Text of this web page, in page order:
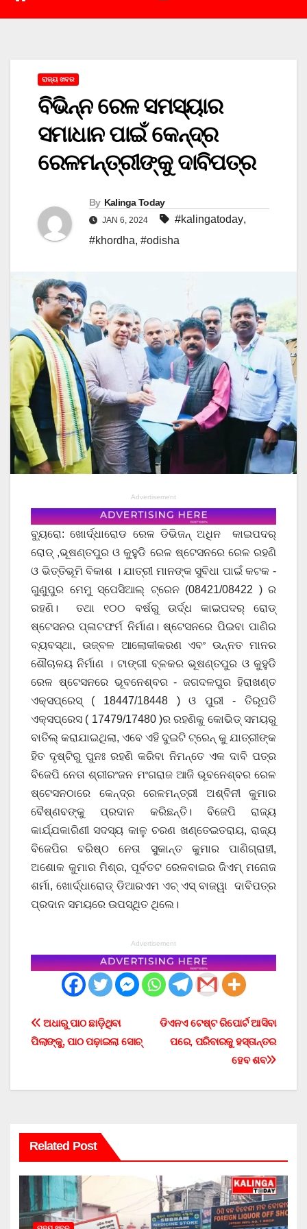
ରାଜ୍ୟ ଖବର
ବିଭିନ୍ନ ରେଳ ସମସ୍ୟାର
ସମାଧାନ ପାଇଁ କେନ୍ଦ୍ର
ରେଳମନ୍ତ୍ରୀଙ୍କୁ ଦାବିପତ୍ର
By Kalinga Today
JAN 6, 2024 #kalingatoday,
#khordha, #odisha
Advertisement
ବ୍ୟୁରୋ: ଖୋର୍ଦ୍ଧାରୋଡ ରେଳ ଡିଭିଜନ୍ ଅଧିନ କାଇପଦର୍
ରୋଡ୍ ,ଭୂଷଣ୍ତପୁର ଓ କୁହୁଡି ରେଳ ଷ୍ଟେସନରେ ରେଳ ରହଣି
ଓ ଭିତ୍ତିଭୂମି ବିକାଶ । ଯାତ୍ରୀ ମାନଙ୍କ ସୁବିଧା ପାଇଁ କଟକ ‐
ଗୁଣୁପୁର ମେମୁ ସ୍ପେସିଆଲ୍ ଟ୍ରେନ (08421/08422 ) ର
ରହଣି। ତଥା ୧୦୦ ବର୍ଷରୁ ଉର୍ଦ୍ଧ କାଇପଦର୍ ରୋଡ୍
ଷ୍ଟେସନର ପ୍ଳାଟଫର୍ମ ନିର୍ମାଣ। ଷ୍ଟେସନରେ ପିଇବା ପାଣିର
ବ୍ୟବସ୍ଥା, ଉଜ୍ବଳ ଆଲୋକୀକରଣ ଏବଂ ଉନ୍ନତ ମାନର
ଶୌଚାଳୟ ନିର୍ମାଣ । ଟାଙ୍ଗୀ ବ୍ଳକର ଭୂଷଣ୍ତପୁର ଓ କୁହୁଡି
ରେଳ ଷ୍ଟେସନରେ ଭୂବନେଶ୍ବର ‐ ଜଗଦଳପୁର ହିରାଖଣ୍ତ
ଏକ୍ସପ୍ରେସ୍ ( 18447/18448 ) ଓ ପୁରୀ ‐ ତିରୂପତି
ଏକ୍ସପ୍ରେସ ( 17479/17480 )ର ରହଣିକୁ କୋଭିଡ୍ ସମୟରୁ
ବାତିଲ୍ କରାଯାଇଥିଲା, ଏବେ ଏହି ଦୁଇଟି ଟ୍ରେନ୍ କୁ ଯାତ୍ରୀଙ୍କ
ହିତ ଦୃଷ୍ଟିରୁ ପୁନଃ ରହଣି କରିବା ନିମନ୍ତେ ଏକ ଦାବି ପତ୍ର
ବିଜେପି ନେତା ଶ୍ରୀରଂଜନ ମଂଗରାଜ ଆଜି ଭୂବନେଶ୍ବର ରେଳ
ଷ୍ଟେସନଠାରେ କେନ୍ଦ୍ର ରେଳମନ୍ତ୍ରୀ ଅଶ୍ବିନୀ କୁମାର
ବୈଷ୍ଣବଙ୍କୁ ପ୍ରଦାନ କରିଛନ୍ତି। ବିଜେପି ରାଜ୍ୟ
କାର୍ଯ୍ଯକାରିଣୀ ସଦସ୍ୟ କାଳୁ ଚରଣ ଖଣ୍ତେଇତରାୟ, ରାଜ୍ୟ
ବିଜେପିର ବରିଷ୍ଠ ନେତା ସୁକାନ୍ତ କୁମାର ପାଣିଗ୍ରାହୀ,
ଅଶୋକ କୁମାର ମିଶ୍ର, ପୂର୍ବତଟ ରେଳବାଇର ଜିଏମ୍ ମନୋଜ
ଶର୍ମା, ଖୋର୍ଦ୍ଧାରୋଡ୍ ଡିଆରଏମ ଏଚ୍ ଏସ୍ ବାଜୱା ଦାବିପତ୍ର
ପ୍ରଦାନ ସମୟରେ ଉପସ୍ଥିତ ଥିଲେ।
Advertisement
Post
navigation
ଡିଏନଏ ଟେଷ୍ଟ ରିପୋର୍ଟ ଆସିବା
ପରେ, ପରିବାରକୁ ହସ୍ତାନ୍ତର
ହେବ ଶବ
ଅଧାରୁ ପାଠ ଛାଡ଼ିଥିବା
ପିଲାଙ୍କୁ, ପାଠ ପଢ଼ାଇଲା ସୋଚ୍
Related Post